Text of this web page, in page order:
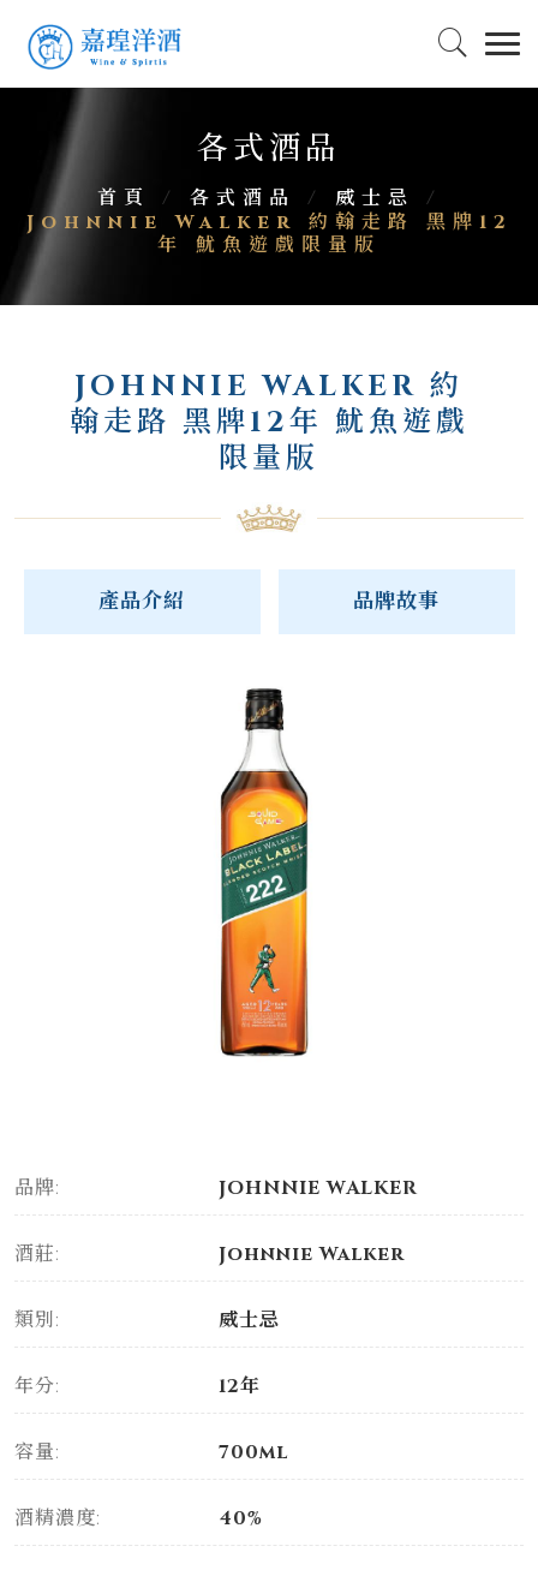
各式酒品
首頁 / 各式酒品 / 威士忌
/
Johnnie Walker 約翰走路 黑牌12
年 魷魚遊戲限量版
JOHNNIE WALKER 約
翰走路 黑牌12年 魷魚遊戲
限量版
產品介紹 品牌故事
品牌: JOHNNIE WALKER
酒莊: Johnnie Walker
類別: 威士忌
年分: 12年
容量: 700ml
酒精濃度: 40%